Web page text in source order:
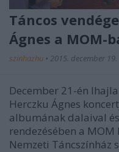
Táncos
Ágnes a MOM-
szinhazhu • 2015. december 19.
December 21-én
Herczku Ágnes
albumának dalaival
rendezésében a
Nemzeti Táncszínház